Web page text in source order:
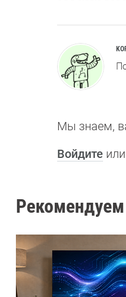
Мы знаем,
Войдите или
Рекомендуем